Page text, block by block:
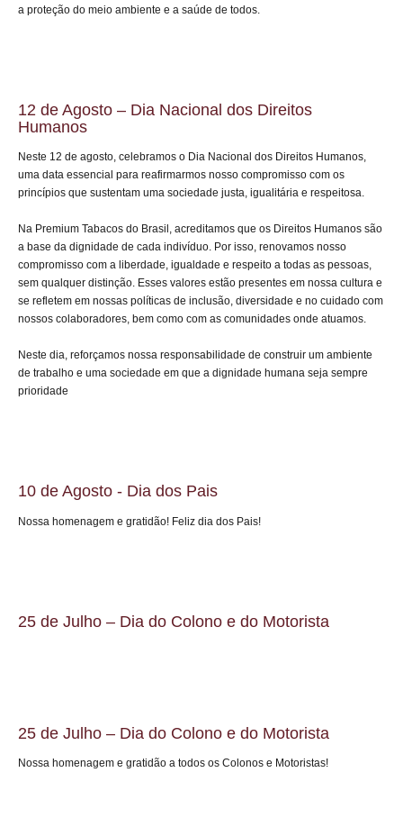
a proteção do meio ambiente e a saúde de todos.
12 de Agosto – Dia Nacional dos Direitos
Humanos
Neste 12 de agosto, celebramos o Dia Nacional dos Direitos Humanos,
uma data essencial para reafirmarmos nosso compromisso com os
princípios que sustentam uma sociedade justa, igualitária e respeitosa.
Na Premium Tabacos do Brasil, acreditamos que os Direitos Humanos são
a base da dignidade de cada indivíduo. Por isso, renovamos nosso
compromisso com a liberdade, igualdade e respeito a todas as pessoas,
sem qualquer distinção. Esses valores estão presentes em nossa cultura e
se refletem em nossas políticas de inclusão, diversidade e no cuidado com
nossos colaboradores, bem como com as comunidades onde atuamos.
Neste dia, reforçamos nossa responsabilidade de construir um ambiente
de trabalho e uma sociedade em que a dignidade humana seja sempre
prioridade
10 de Agosto - Dia dos Pais
Nossa homenagem e gratidão! Feliz dia dos Pais!
25 de Julho – Dia do Colono e do Motorista
25 de Julho – Dia do Colono e do Motorista
Nossa homenagem e gratidão a todos os Colonos e Motoristas!